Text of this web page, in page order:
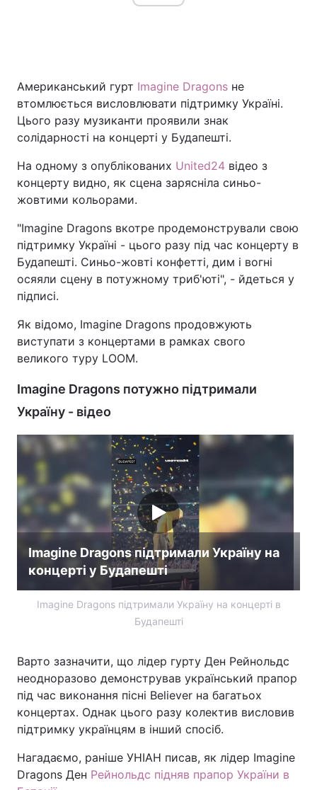
Американський гурт Imagine Dragons не
втомлюється висловлювати підтримку Україні.
Цього разу музиканти проявили знак
солідарності на концерті у Будапешті.
На одному з опублікованих United24 відео з
концерту видно, як сцена зарясніла синьо-
жовтими кольорами.
"Imagine Dragons вкотре продемонстрували свою
підтримку Україні - цього разу під час концерту в
Будапешті. Синьо-жовті конфетті, дим і вогні
осяяли сцену в потужному триб'юті", - йдеться у
підписі.
Як відомо, Imagine Dragons продовжують
виступати з концертами в рамках свого
великого туру LOOM.
Imagine Dragons потужно підтримали
Україну - відео
Imagine Dragons підтримали Україну на
концерті у Будапешті
Imagine Dragons підтримали Україну на концерті в
Будапешті
Варто зазначити, що лідер гурту Ден Рейнольдс
неодноразово демонстрував український прапор
під час виконання пісні Believer на багатьох
концертах. Однак цього разу колектив висловив
підтримку українцям в інший спосіб.
Нагадаємо, раніше УНІАН писав, як лідер Imagine
Dragons Ден Рейнольдс підняв прапор України в